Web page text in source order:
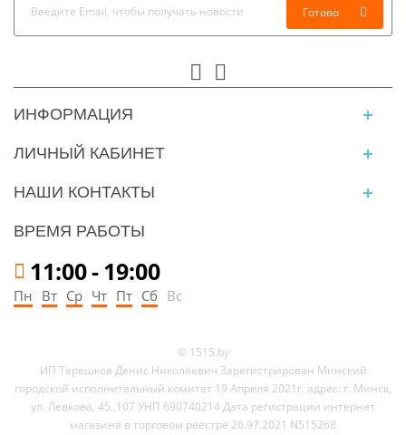
Готово
ИНФОРМАЦИЯ
ЛИЧНЫЙ КАБИНЕТ
НАШИ КОНТАКТЫ
ВРЕМЯ РАБОТЫ
11:00-19:00
Пн Вт Ср Чт Пт Сб Вс
© 1515.by
ИП Терешков Денис Николаевич Зарегистрирован Минский
городской исполнительный комитет 19 Апреля 2021г. адрес: г. Минск,
ул. Левкова, 45 ,107 УНП 690740214 Дата регистрации интернет
магазина в торговом реестре 26.97.2021 N515268